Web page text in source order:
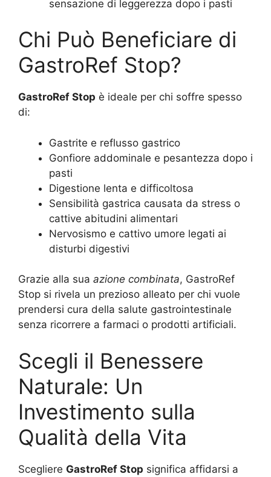
sensazione di leggerezza dopo i pasti
Chi Può Beneficiare di
GastroRef Stop?
GastroRef Stop è ideale per chi soffre spesso
di:
Gastrite e reflusso gastrico
Gonfiore addominale e pesantezza dopo i
pasti
Digestione lenta e difficoltosa
Sensibilità gastrica causata da stress o
cattive abitudini alimentari
Nervosismo e cattivo umore legati ai
disturbi digestivi
Grazie alla sua azione combinata, GastroRef
Stop si rivela un prezioso alleato per chi vuole
prendersi cura della salute gastrointestinale
senza ricorrere a farmaci o prodotti artificiali.
Scegli il Benessere
Naturale: Un
Investimento sulla
Qualità della Vita
Scegliere GastroRef Stop significa affidarsi a